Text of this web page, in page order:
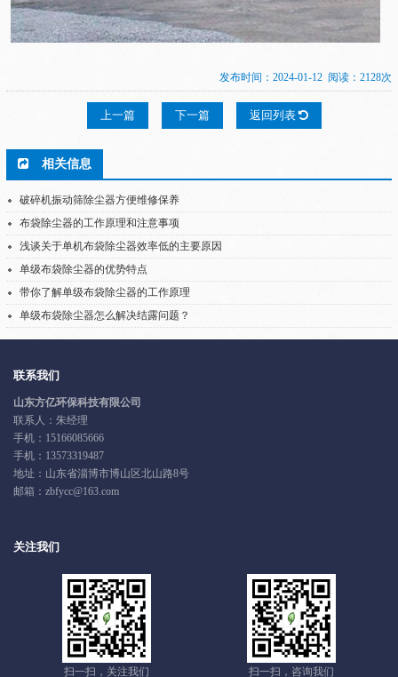
发布时间：2024-01-12 阅读：2128次
上一篇 下一篇 返回列表
相关信息
破碎机振动筛除尘器方便维修保养
布袋除尘器的工作原理和注意事项
浅谈关于单机布袋除尘器效率低的主要原因
单级布袋除尘器的优势特点
带你了解单级布袋除尘器的工作原理
单级布袋除尘器怎么解决结露问题？
联系我们
山东方亿环保科技有限公司
联系人：朱经理
手机： 15166085666
手机： 13573319487
地址：山东省淄博市博山区北山路8号
邮箱：zbfycc@163.com
关注我们
扫一扫，关注我们 扫一扫，咨询我们